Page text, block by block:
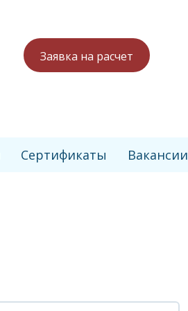
Заявка на расчет
Сертификаты Вакансии